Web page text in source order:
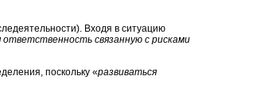
Входя в ситуацию
связанную с рисками
поскольку «развиваться